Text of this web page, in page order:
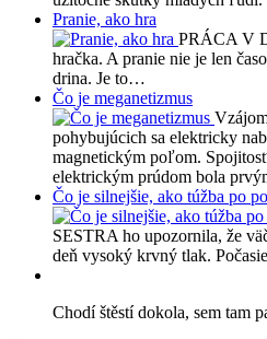
Pranie, ako hra
PRÁCA V
hračka. A pranie nie je len
drina. Je to…
Čo je meganetizmus
pohybujúcich sa elektricky
magnetickým poľom.
elektrickým prúdom bola
Čo je silnejšie, ako túžba po
SESTRA ho upozornila, že
deň vysoký krvný tlak.
Chodí štěstí dokola, sem tam